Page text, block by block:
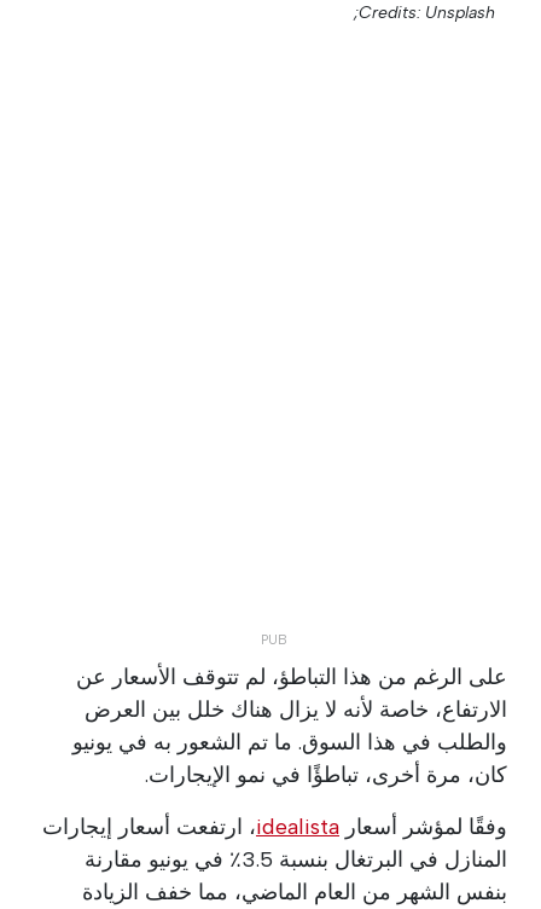
Credits: Unsplash;
على الرغم من هذا التباطؤ، لم تتوقف الأسعار عن
الارتفاع، خاصة لأنه لا يزال هناك خلل بين العرض
والطلب في هذا السوق. ما تم الشعور به في يونيو
كان، مرة أخرى، تباطؤًا في نمو الإيجارات.
وفقًا لمؤشر أسعار idealista، ارتفعت أسعار إيجارات
المنازل في البرتغال بنسبة 3.5٪ في يونيو مقارنة
بنفس الشهر من العام الماضي، مما خفف الزيادة